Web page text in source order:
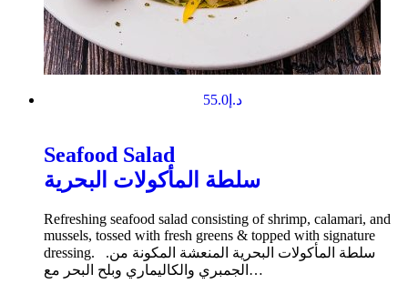
د.إ55.0
Seafood Salad
سلطة المأكولات البحرية
Refreshing seafood salad consisting of shrimp, calamari, and
mussels, tossed with fresh greens & topped with signature
dressing. .سلطة المأكولات البحرية المنعشة المكونة من
الجمبري والكاليماري وبلح البحر مع…